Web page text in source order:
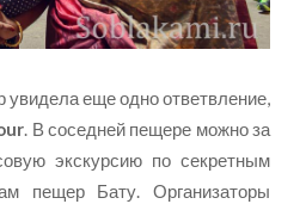
еще одно ответвление,
. В соседней пещере можно за
экскурсию по секретным
пещер Бату. Организаторы